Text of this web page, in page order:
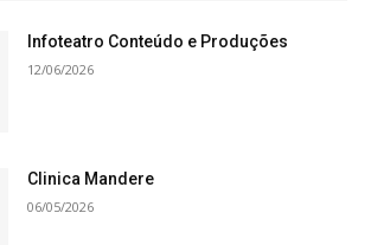
Infoteatro Conteúdo e Produções
12/06/2026
Clinica Mandere
06/05/2026